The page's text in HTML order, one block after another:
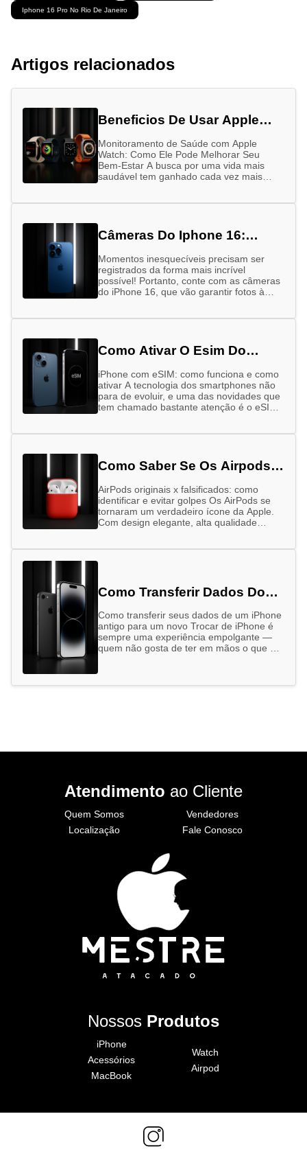
Iphone 16 Pro No Rio De Janeiro
Artigos relacionados
Beneficios De Usar Apple
Monitoramento de Saúde com Apple
Watch: Como Ele Pode Melhorar Seu
Bem-Estar A busca por uma vida mais
saudável tem ganhado cada vez mais
Câmeras Do Iphone 16:
Momentos inesquecíveis precisam ser
registrados da forma mais incrível
possível! Portanto, conte com as câmeras
do iPhone 16, que vão garantir fotos à
Como Ativar O Esim Do
iPhone com eSIM: como funciona e como
ativar A tecnologia dos smartphones não
para de evoluir, e uma das novidades que
tem chamado bastante atenção é o eSIM,
Como Saber Se Os Airpods
AirPods originais x falsificados: como
identificar e evitar golpes Os AirPods se
tornaram um verdadeiro ícone da Apple.
Com design elegante, alta qualidade
Como Transferir Dados Do
Novo
Como transferir seus dados de um iPhone
antigo para um novo Trocar de iPhone é
sempre uma experiência empolgante —
quem não gosta de ter em mãos o que há
Atendimento ao Cliente
Quem Somos
Localização
Vendedores
Fale Conosco
Nossos Produtos
iPhone
Acessórios
MacBook
Watch
Airpod